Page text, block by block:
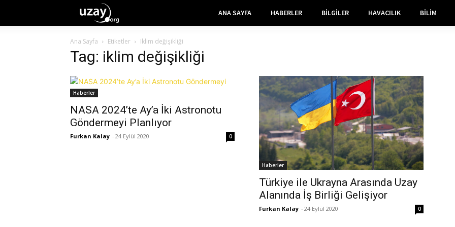
ANA SAYFA HABERLER BILGILER HAVACILIK BILIM
Ana Sayfa Etiketler Iklim değişikliği
Tag: iklim değişikliği
Haberler
NASA 2024’te Ay’a İki Astronotu
Göndermeyi Planlıyor
Furkan Kalay - 24 Eylül 2020 0
Haberler
Türkiye ile Ukrayna Arasında Uzay
Alanında İş Birliği Gelişiyor
Furkan Kalay - 24 Eylül 2020 0